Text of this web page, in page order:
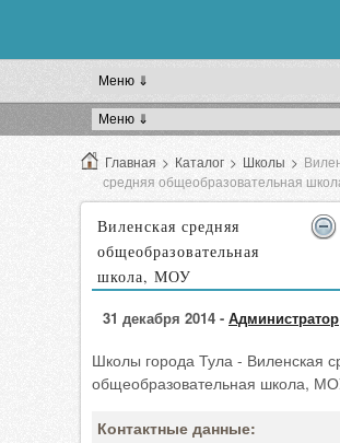
Главная > Каталог > Школы >
средняя общеобразовательная
Виленская средняя
общеобразовательная
школа, МОУ
31 декабря 2014 - Администратор
Школы города Тула - Виленская
общеобразовательная школа,
Контактные данные: